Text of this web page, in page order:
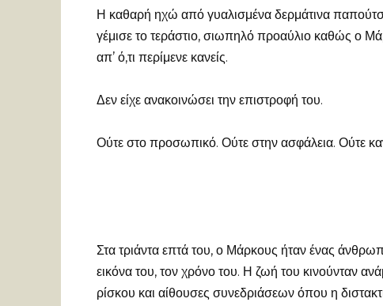
Η καθαρή ηχώ από γυαλισμένα δερμάτινα
γέμισε το τεράστιο, σιωπηλό προαύλιο καθώς ο
απ’ ό,τι περίμενε κανείς.
Δεν είχε ανακοινώσει την επιστροφή του.
Ούτε στο προσωπικό. Ούτε στην ασφάλεια. Ούτε
Στα τριάντα επτά του, ο Μάρκους ήταν ένας
εικόνα του, τον χρόνο του. Η ζωή του κινούνταν
ρίσκου και αίθουσες συνεδριάσεων όπου η